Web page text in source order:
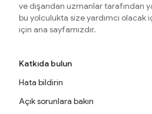
ve dışarıdan uzmanlar tarafından
bu yolculukta size yardımcı olacak
için ana sayfamızdır.
Katkıda bulun
Hata bildirin
Açık sorunlara bakın